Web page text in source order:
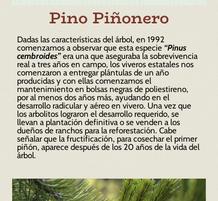
Pino Piñonero
Dadas las características del árbol, en 1992
comenzamos a observar que esta especie “Pinus
cembroides”era una que aseguraba la sobrevivencia
real a tres años en campo, los viveros estatales nos
comenzaron a entregar plántulas de un año
producidas y con ellas comenzamos el
mantenimiento en bolsas negras de poliestireno,
por al menos dos años más, ayudando en el
desarrollo radicular y aéreo en vivero. Una vez que
los arbolitos lograron el desarrollo requerido, se
llevan a plantación definitiva o se venden a los
dueños de ranchos para la reforestación. Cabe
señalar que la fructificación, para cosechar el primer
piñón, aparece después de los 20 años de la vida del
árbol.